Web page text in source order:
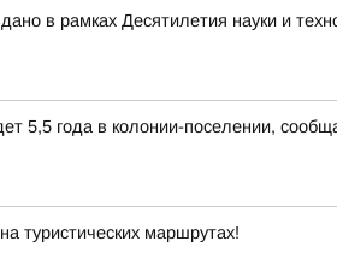
в рамках Десятилетия науки и
5,5 года в колонии-поселении,
туристических маршрутах!